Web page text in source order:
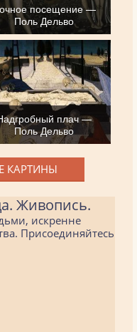
посещение —
Поль Дельво
плач —
Поль Дельво
КАРТИНЫ
Живопись.
искренне
Присоединяйтесь